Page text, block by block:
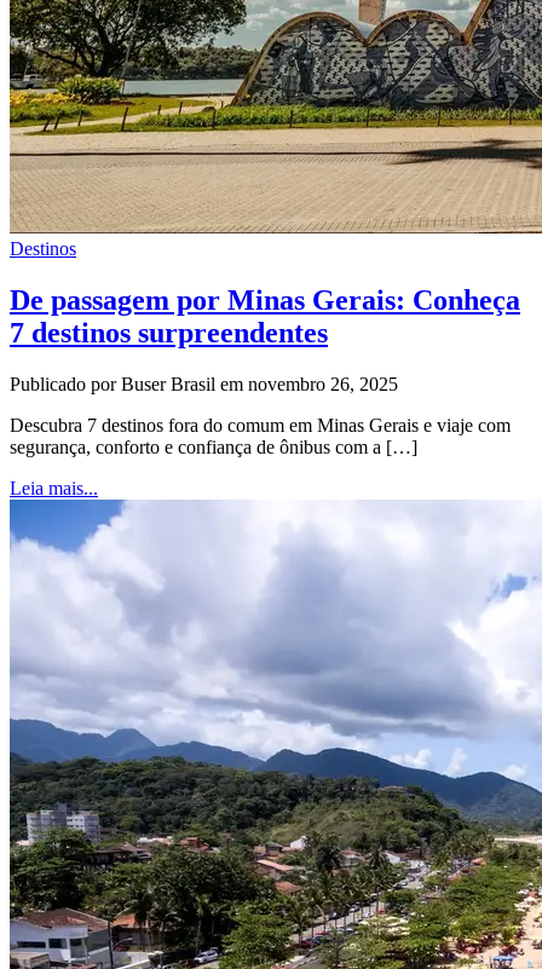
Destinos
De passagem por Minas Gerais: Conheça
7 destinos surpreendentes
Publicado por Buser Brasil em novembro 26, 2025
Descubra 7 destinos fora do comum em Minas Gerais e viaje com
segurança, conforto e confiança de ônibus com a […]
Leia mais...